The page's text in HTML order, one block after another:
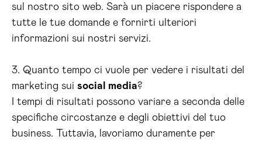
sul nostro sito web. Sarà un piacere rispondere a
tutte le tue domande e fornirti ulteriori
informazioni sui nostri servizi.
3. Quanto tempo ci vuole per vedere i risultati del
marketing sui social media?
I tempi di risultati possono variare a seconda delle
specifiche circostanze e degli obiettivi del tuo
business. Tuttavia, lavoriamo duramente per